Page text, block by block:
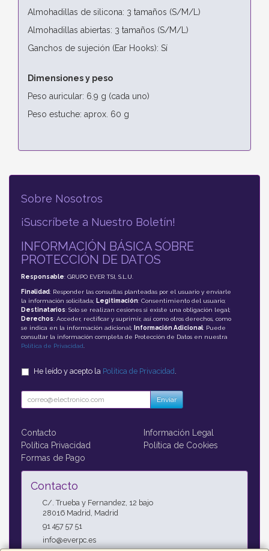
Almohadillas de silicona: 3 tamaños (S/M/L)
Almohadillas abiertas: 3 tamaños (S/M/L)
Ganchos de sujeción (Ear Hooks): Sí
Dimensiones y peso
Peso auricular: 6.9 g (cada uno)
Peso estuche: aprox. 60 g
Sobre Nosotros
¡Suscríbete a Nuestro Boletín!
INFORMACIÓN BÁSICA SOBRE
PROTECCIÓN DE DATOS
Responsable: GRUPO EVER TSI, S.L.U.
Finalidad: Responder las consultas planteadas por el usuario y enviarle
la información solicitada; Legitimación: Consentimiento del usuario;
Destinatarios: Solo se realizan cesiones si existe una obligación legal;
Derechos: Acceder, rectificar y suprimir, así como otros derechos, como
se indica en la información adicional;
Información Adicional: Puede
consultar la información completa de Protección de Datos en nuestra
Política de Privacidad
He leído y acepto la Política de Privacidad
Enviar
Contacto
Información Legal
Política Privacidad
Política de Cookies
Formas de Pago
Contacto
C/. Trueba y Fernandez, 12 bajo
28016 Madrid Madrid
91 457 57 51
info@everpc.es